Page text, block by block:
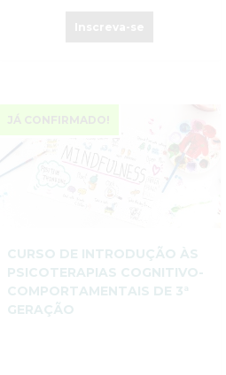
JÁ CONFIRMADO!
CURSO DE INTRODUÇÃO ÀS
PSICOTERAPIAS COGNITIVO-
COMPORTAMENTAIS DE 3ª
GERAÇÃO